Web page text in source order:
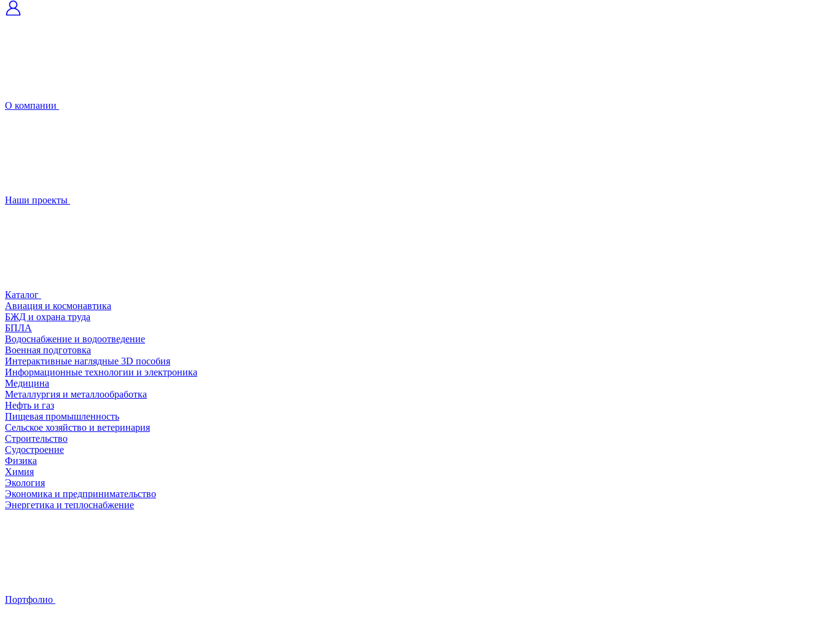
О компании
Наши проекты
Каталог
Авиация и космонавтика
БЖД и охрана труда
БПЛА
Водоснабжение и водоотведение
Военная подготовка
Интерактивные наглядные 3D пособия
Информационные технологии и электроника
Медицина
Металлургия и металлообработка
Нефть и газ
Пищевая промышленность
Сельское хозяйство и ветеринария
Строительство
Судостроение
Физика
Химия
Экология
Экономика и предпринимательство
Энергетика и теплоснабжение
Портфолио